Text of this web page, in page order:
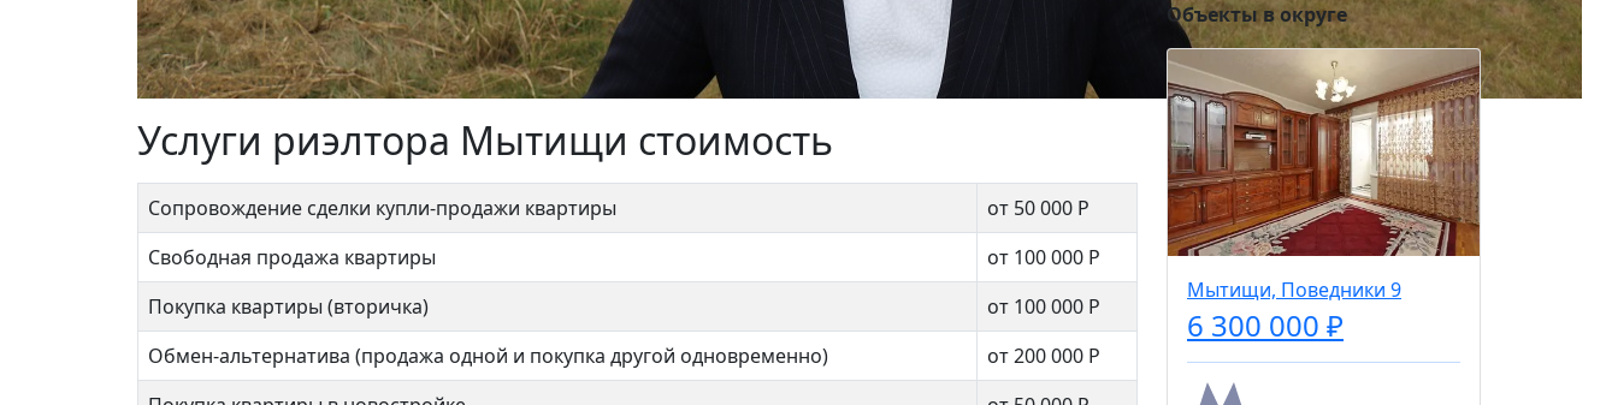
Услуги риэлтора Мытищи стоимость
Сопровождение сделки купли-продажи квартиры
от 50 000 Р
Свободная продажа квартиры
от 100 000 Р
Покупка квартиры (вторичка)
от 100 000 Р
Обмен-альтернатива (продажа одной и покупка другой одновременно)
от 200 000 Р
Объекты в округе
Мытищи, Поведники 9
6 300 000 ₽
Мытищи, Поведники 9
6 300 000 ₽
Мытищи, Поведники 9
6 300 000 ₽